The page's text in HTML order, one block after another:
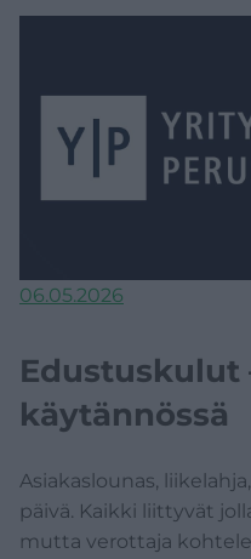
06.05.2026
Edustuskulut
käytännössä
Asiakaslounas,
päivä. Kaikki liittyvät
mutta verottaja